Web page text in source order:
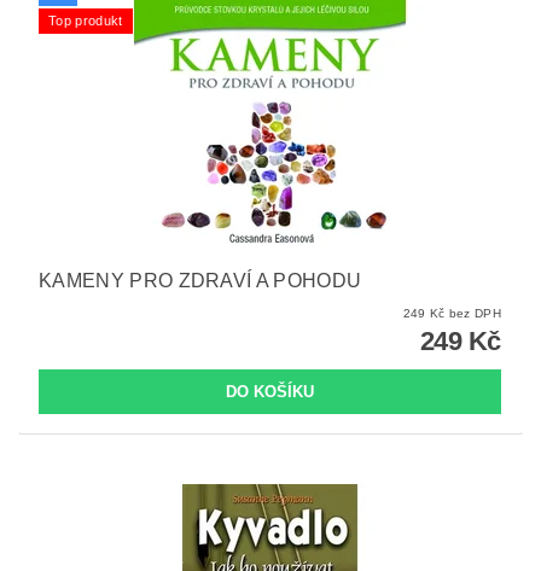
Top produkt
KAMENY PRO ZDRAVÍ A POHODU
249 Kč bez DPH
249 Kč